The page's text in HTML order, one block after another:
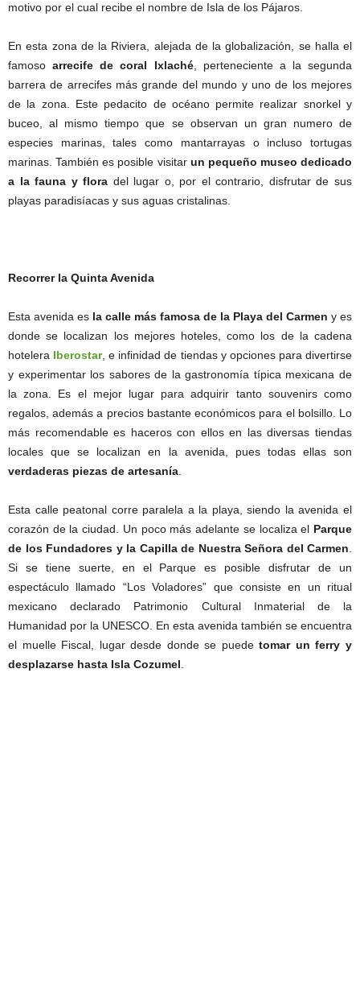
motivo por el cual recibe el nombre de Isla de los Pájaros.
En esta zona de la Riviera, alejada de la globalización, se halla el
famosoarrecife de coral Ixlaché, perteneciente a la segunda
barrera de arrecifes más grande del mundo y uno de los mejores
de la zona. Este pedacito de océano permite realizar snorkel y
buceo, al mismo tiempo que se observan un gran numero de
especies marinas, tales como mantarrayas o incluso tortugas
marinas. También es posible visitar un pequeño museo dedicado
a la fauna y flora del lugar o, por el contrario, disfrutar de sus
playas paradisíacas y sus aguas cristalinas.
Recorrer la Quinta Avenida
Esta avenida es la calle más famosa de la Playa del Carmen y es
donde se localizan los mejores hoteles, como los de la cadena
hotelera Iberostar, e infinidad de tiendas y opciones para divertirse
y experimentar los sabores de la gastronomía típica mexicana de
la zona. Es el mejor lugar para adquirir tanto souvenirs como
regalos, además a precios bastante económicos para el bolsillo. Lo
más recomendable es haceros con ellos en las diversas tiendas
locales que se localizan en la avenida, pues todas ellas son
verdaderas piezas de artesanía
Esta calle peatonal corre paralela a la playa, siendo la avenida el
corazón de la ciudad. Un poco más adelante se localiza el Parque
de los Fundadores y la Capilla de Nuestra Señora del Carmen
Si se tiene suerte, en el Parque es posible disfrutar de un
espectáculo llamado “Los Voladores” que consiste en un ritual
mexicano declarado Patrimonio Cultural Inmaterial de la
Humanidad por la UNESCO. En esta avenida también se encuentra
el muelle Fiscal, lugar desde donde se puedetomar un ferry y
desplazarse hasta Isla Cozumel